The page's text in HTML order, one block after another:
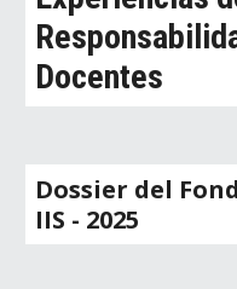
Docentes
Dossier del
IIS - 2025